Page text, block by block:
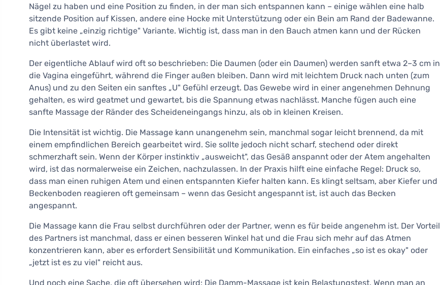
Nägel zu haben und eine Position zu finden, in der man sich entspannen kann – einige wählen eine halb
sitzende Position auf Kissen, andere eine Hocke mit Unterstützung oder ein Bein am Rand der Badewanne.
Es gibt keine „einzig richtige" Variante. Wichtig ist, dass man in den Bauch atmen kann und der Rücken
nicht überlastet wird.
Der eigentliche Ablauf wird oft so beschrieben: Die Daumen (oder ein Daumen) werden sanft etwa 2–3 cm in
die Vagina eingeführt, während die Finger außen bleiben. Dann wird mit leichtem Druck nach unten (zum
Anus) und zu den Seiten ein sanftes „U" Gefühl erzeugt. Das Gewebe wird in einer angenehmen Dehnung
gehalten, es wird geatmet und gewartet, bis die Spannung etwas nachlässt. Manche fügen auch eine
sanfte Massage der Ränder des Scheideneingangs hinzu, als ob in kleinen Kreisen.
Die Intensität ist wichtig. Die Massage kann unangenehm sein, manchmal sogar leicht brennend, da mit
einem empfindlichen Bereich gearbeitet wird. Sie sollte jedoch nicht scharf, stechend oder direkt
schmerzhaft sein. Wenn der Körper instinktiv „ausweicht", das Gesäß anspannt oder der Atem angehalten
wird, ist das normalerweise ein Zeichen, nachzulassen. In der Praxis hilft eine einfache Regel: Druck so,
dass man einen ruhigen Atem und einen entspannten Kiefer halten kann. Es klingt seltsam, aber Kiefer und
Beckenboden reagieren oft gemeinsam – wenn das Gesicht angespannt ist, ist auch das Becken
angespannt.
Die Massage kann die Frau selbst durchführen oder der Partner, wenn es für beide angenehm ist. Der Vorteil
des Partners ist manchmal, dass er einen besseren Winkel hat und die Frau sich mehr auf das Atmen
konzentrieren kann, aber es erfordert Sensibilität und Kommunikation. Ein einfaches „so ist es okay" oder
„jetzt ist es zu viel" reicht aus.
Und noch eine Sache, die oft übersehen wird: Die Damm-Massage ist kein Belastungstest. Wenn man an